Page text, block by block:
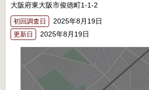
大阪府東大阪市俊徳町1-1-2
初回調査日 2025年8月19日
更新日 2025年8月19日